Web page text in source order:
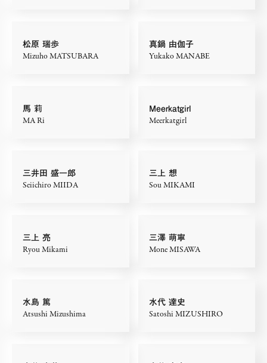
松原 瑞歩
Mizuho MATSUBARA
真鍋 由伽子
Yukako MANABE
馬 莉
MA Ri
Meerkatgirl
Meerkatgirl
三井田 盛一郎
Seiichiro MIIDA
三上 想
Sou MIKAMI
三上 亮
Ryou Mikami
三澤 萌寧
Mone MISAWA
水島 篤
Atsushi Mizushima
水代 達史
Satoshi MIZUSHIRO